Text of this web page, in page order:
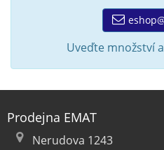
Uveďte množství
Prodejna EMAT
Nerudova 1243